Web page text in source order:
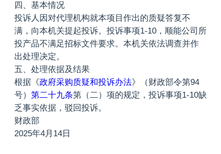
四、基本情况
投诉人因对代理机构就本项目作出的质疑答复不
满，向本机关提起投诉。投诉事项1-10，顺能公司所
投产品不满足招标文件要求。本机关依法调查并作
出处理决定。
五、处理依据及结果
根据《政府采购质疑和投诉办法》（财政部令第94
号） 第二十九条第（二）项的规定，投诉事项1-10缺
乏事实依据，驳回投诉。
财政部
2025年4月14日